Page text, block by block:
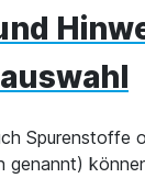
Spurenstoffe
genannt)